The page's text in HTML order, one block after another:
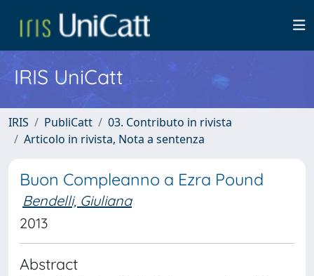
IRIS UniCatt
IRIS PubliCatt
03. Contributo in rivista
Articolo in rivista, Nota a sentenza
Buon Compleanno a Ezra Pound
Bendelli, Giuliana
2013
Abstract